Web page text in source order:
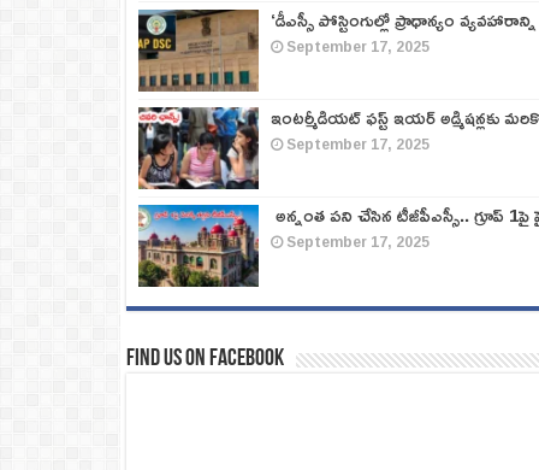
‘డీఎస్సీ పోస్టింగుల్లో ప్రాధాన్యం
September 17, 2025
ఇంటర్మీడియట్ ఫస్ట్‌ ఇయర్‌ అడ్మిషన్లకు
September 17, 2025
అన్నంత పని చేసిన టీజీపీఎస్సీ.. గ్రూప్‌
September 17, 2025
Find us on Facebook